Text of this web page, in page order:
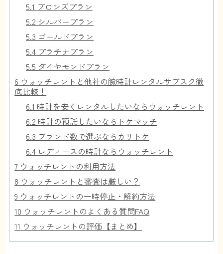
5.1 ブロンズプラン
5.2 シルバープラン
5.3 ゴールドプラン
5.4 プラチナプラン
5.5 ダイヤモンドプラン
6 ウォッチレントと他社の腕時計レンタルサブスク徹
底比較！
6.1 時計を安くレンタルしたいならウォッチレント
6.2 時計の預託したいならトケマッチ
6.3 ブランド数で選ぶならカリトケ
6.4 レディースの時計ならウォッチレント
7 ウォッチレントの利用方法
8 ウォッチレントと審査は厳しい？
9 ウォッチレントの一時停止・解約方法
10 ウォッチレントのよくある質問FAQ
11 ウォッチレントの評価【まとめ】